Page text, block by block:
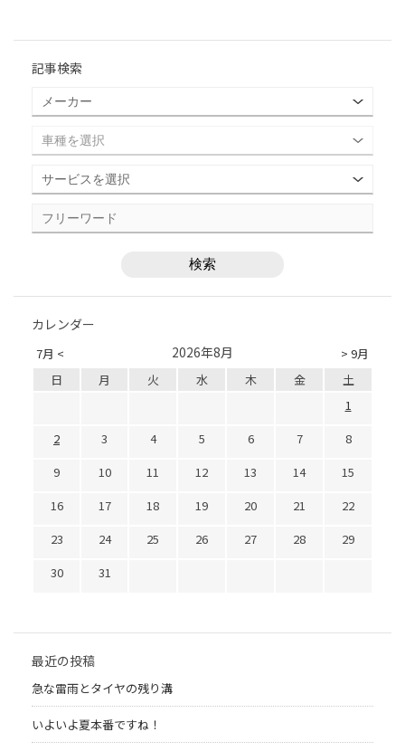
記事検索
カレンダー
7月 < > 9月
2026年8月
日 月 火 水 木 金
土
1
2
3 4 5 6 7
8
9
10 11 12 13 14
15
16
17 18 19 20 21
22
23
24 25 26 27 28
29
30
31
最近の投稿
急な雷雨とタイヤの残り溝
いよいよ夏本番ですね！